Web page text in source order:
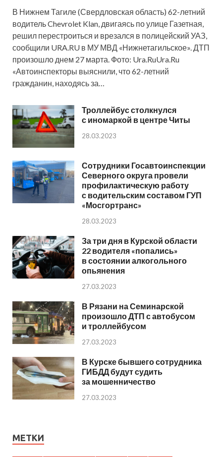
В Нижнем Тагиле (Свердловская область) 62-летний
водитель Chevrolet Klan, двигаясь по улице Газетная,
решил перестроиться и врезался в полицейский УАЗ,
сообщили URA.RU в МУ МВД «Нижнетагильское». ДТП
произошло днем 27 марта. Фото: Ura.RuUra.Ru
«Автоинспекторы выяснили, что 62-летний
гражданин, находясь за…
Троллейбус столкнулся
с иномаркой в центре Читы
28.03.2023
Сотрудники Госавтоинспекции
Северного округа провели
профилактическую работу
с водительским составом ГУП
«Мосгортранс»
28.03.2023
За три дня в Курской области
22 водителя «попались»
в состоянии алкогольного
опьянения
27.03.2023
В Рязани на Семинарской
произошло ДТП с автобусом
и троллейбусом
27.03.2023
В Курске бывшего сотрудника
ГИБДД будут судить
за мошенничество
27.03.2023
МЕТКИ